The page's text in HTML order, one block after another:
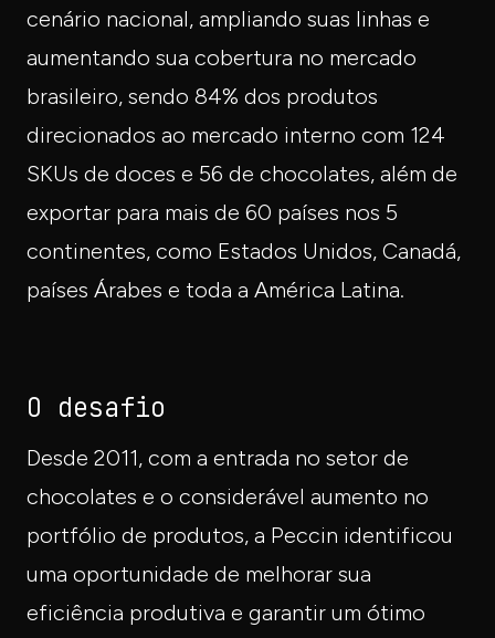
cenário nacional, ampliando suas linhas e
aumentando sua cobertura no mercado
brasileiro, sendo 84% dos produtos
direcionados ao mercado interno com 124
SKUs de doces e 56 de chocolates, além de
exportar para mais de 60 países nos 5
continentes, como Estados Unidos, Canadá,
países Árabes e toda a América Latina.
O desafio
Desde 2011, com a entrada no setor de
chocolates e o considerável aumento no
portfólio de produtos, a Peccin identificou
uma oportunidade de melhorar sua
eficiência produtiva e garantir um ótimo